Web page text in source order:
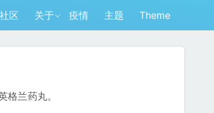
社区 关于 疫情 主题 Theme
兰药丸。